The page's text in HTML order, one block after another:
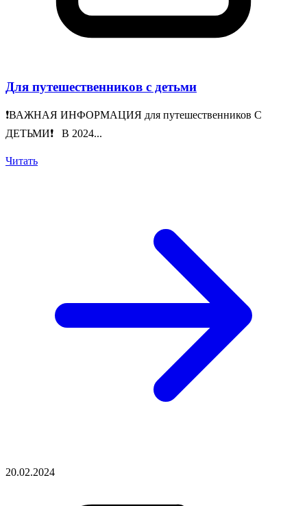
Для путешественников с детьми
❗️ВАЖНАЯ ИНФОРМАЦИЯ для путешественников С
ДЕТЬМИ❗️ В 2024...
Читать
20.02.2024